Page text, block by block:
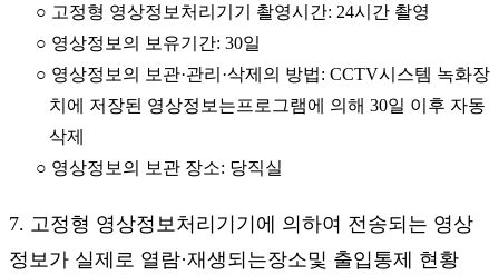
○ 고정형 영상정보처리기기 촬영시간: 24시간 촬영
○ 영상정보의 보유기간: 30일
○ 영상정보의 보관·관리·삭제의 방법: CCTV시스템 녹화장
치에 저장된 영상정보는프로그램에 의해 30일 이후 자동
삭제
○ 영상정보의 보관 장소: 당직실
7. 고정형 영상정보처리기기에 의하여 전송되는 영상
정보가 실제로 열람·재생되는장소및 출입통제 현황